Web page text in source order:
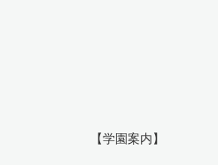
【学園案内】